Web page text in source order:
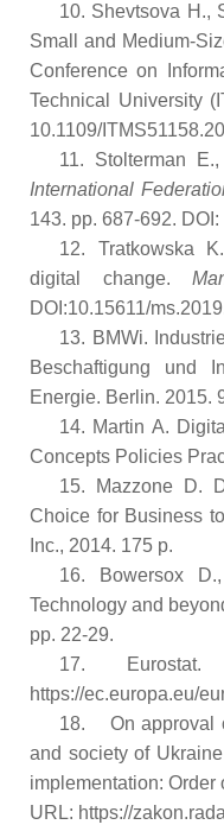
10. Shevtsova H.,
Small and Medium-
Conference on
Technical University
10.1109/
11. Stolterman
International
143. pp. 687-692.
12. Tratkowska
digital change.
DOI:10.15611/
13. BMWi.
Beschaftigung und
Energie. Berlin. 2015.
14. Martin A.
Concepts Policies
15. Mazzone D.
Choice for Business
Inc., 2014. 175 р.
16. Bowersox
Technology and
pp. 22-29.
17.
https://ec.europa.eu/
18. On approval
and society of
implementation:
URL: https://